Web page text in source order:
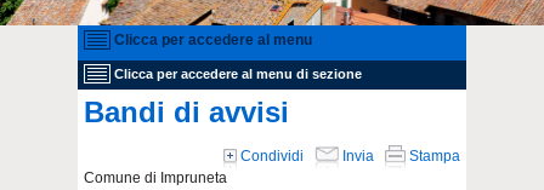
Clicca per accedere al menu
Clicca per accedere al menu di sezione
Bandi di avvisi
Condividi Invia
Stampa
Comune di Impruneta